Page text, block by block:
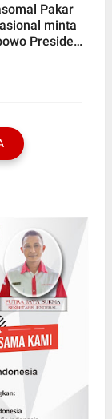
Pakar
minta
Presiden
Dikepung